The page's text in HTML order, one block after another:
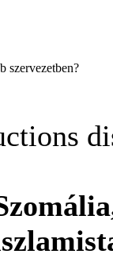
szervezetben?